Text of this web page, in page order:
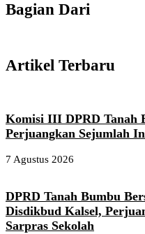
Bagian Dari
Artikel Terbaru
Komisi III DPRD Tanah
Perjuangkan Sejumlah
7 Agustus 2026
DPRD Tanah Bumbu
Disdikbud Kalsel,
Sarpras Sekolah